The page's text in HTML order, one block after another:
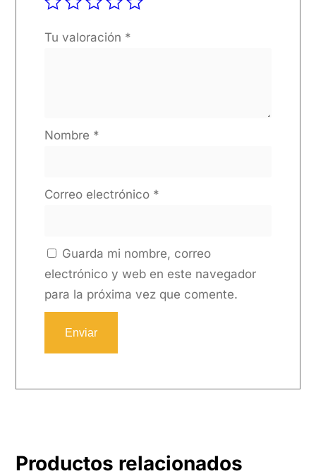
Tu valoración *
Nombre *
Correo electrónico *
Guarda mi nombre, correo
electrónico y web en este navegador
para la próxima vez que comente.
Productos relacionados